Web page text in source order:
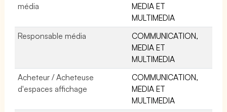
média
MEDIA ET
MULTIMEDIA
Responsable média
COMMUNICATION,
MEDIA ET
MULTIMEDIA
Acheteur / Acheteuse
d'espaces affichage
COMMUNICATION,
MEDIA ET
MULTIMEDIA